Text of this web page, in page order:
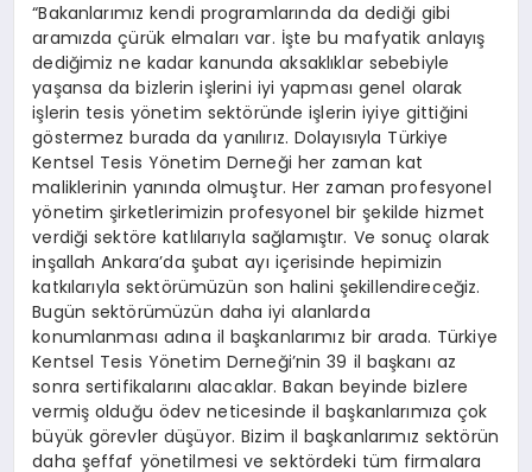
“Bakanlarımız kendi programlarında da dediği gibi
aramızda çürük elmaları var. İşte bu mafyatik anlayış
dediğimiz ne kadar kanunda aksaklıklar sebebiyle
yaşansa da bizlerin işlerini iyi yapması genel olarak
işlerin tesis yönetim sektöründe işlerin iyiye gittiğini
göstermez burada da yanılırız. Dolayısıyla Türkiye
Kentsel Tesis Yönetim Derneği her zaman kat
maliklerinin yanında olmuştur. Her zaman profesyonel
yönetim şirketlerimizin profesyonel bir şekilde hizmet
verdiği sektöre katlılarıyla sağlamıştır. Ve sonuç olarak
inşallah Ankara’da şubat ayı içerisinde hepimizin
katkılarıyla sektörümüzün son halini şekillendireceğiz.
Bugün sektörümüzün daha iyi alanlarda
konumlanması adına il başkanlarımız bir arada. Türkiye
Kentsel Tesis Yönetim Derneği’nin 39 il başkanı az
sonra sertifikalarını alacaklar. Bakan beyinde bizlere
vermiş olduğu ödev neticesinde il başkanlarımıza çok
büyük görevler düşüyor. Bizim il başkanlarımız sektörün
daha şeffaf yönetilmesi ve sektördeki tüm firmalara